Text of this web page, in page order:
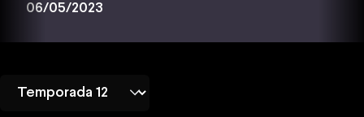
06/05/2023